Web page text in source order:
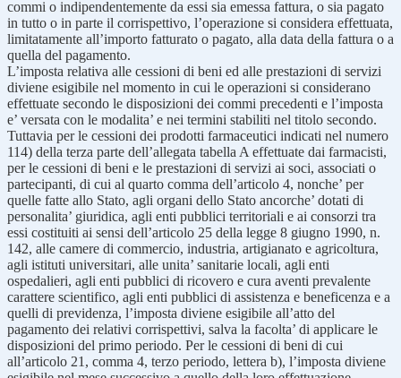
commi o indipendentemente da essi sia emessa fattura, o sia pagato
in tutto o in parte il corrispettivo, l’operazione si considera effettuata,
limitatamente all’importo fatturato o pagato, alla data della fattura o a
quella del pagamento.
L’imposta relativa alle cessioni di beni ed alle prestazioni di servizi
diviene esigibile nel momento in cui le operazioni si considerano
effettuate secondo le disposizioni dei commi precedenti e l’imposta
e’ versata con le modalita’ e nei termini stabiliti nel titolo secondo.
Tuttavia per le cessioni dei prodotti farmaceutici indicati nel numero
114) della terza parte dell’allegata tabella A effettuate dai farmacisti,
per le cessioni di beni e le prestazioni di servizi ai soci, associati o
partecipanti, di cui al quarto comma dell’articolo 4, nonche’ per
quelle fatte allo Stato, agli organi dello Stato ancorche’ dotati di
personalita’ giuridica, agli enti pubblici territoriali e ai consorzi tra
essi costituiti ai sensi dell’articolo 25 della legge 8 giugno 1990, n.
142, alle camere di commercio, industria, artigianato e agricoltura,
agli istituti universitari, alle unita’ sanitarie locali, agli enti
ospedalieri, agli enti pubblici di ricovero e cura aventi prevalente
carattere scientifico, agli enti pubblici di assistenza e beneficenza e a
quelli di previdenza, l’imposta diviene esigibile all’atto del
pagamento dei relativi corrispettivi, salva la facolta’ di applicare le
disposizioni del primo periodo. Per le cessioni di beni di cui
all’articolo 21, comma 4, terzo periodo, lettera b), l’imposta diviene